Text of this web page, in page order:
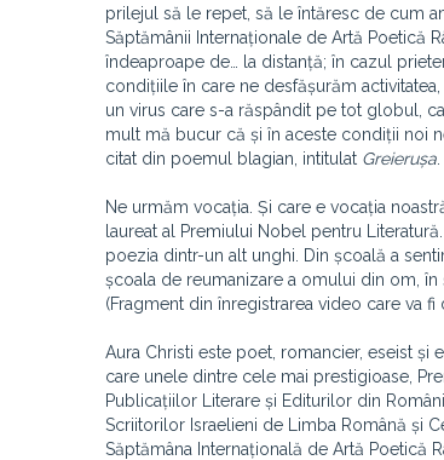
prilejul să le repet, să le întăresc de cum
Săptămânii Internaționale de Artă Poetică
îndeaproape de… la distanță; în cazul
condițiile în care ne desfășurăm
un virus care s-a răspândit pe tot globul,
mult mă bucur că și în aceste condiții noi
citat din poemul blagian, intitulat Greierușa
Ne urmăm vocația. Și care e vocația
laureat al Premiului Nobel pentru
poezia dintr-un alt unghi. Din școală a
școala de reumanizare a omului din om, în
(Fragment din înregistrarea video care va
Aura Christi este poet, romancier, eseist și
care unele dintre cele mai prestigioase,
Publicațiilor Literare și Editurilor din
Scriitorilor Israelieni de Limba Română și
Săptămâna Internațională de Artă Poetică